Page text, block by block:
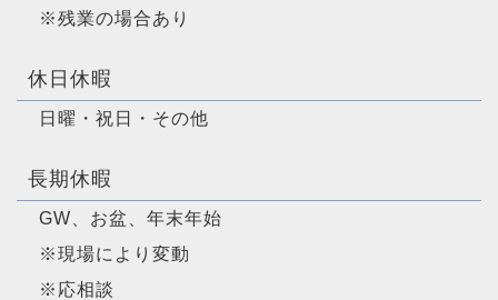
※残業の場合あり
休日休暇
日曜・祝日・その他
長期休暇
GW、お盆、年末年始
※現場により変動
※応相談